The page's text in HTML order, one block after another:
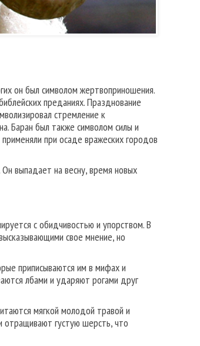
он был символом жертвоприношения.
преданиях. Празднование
стремление к
Баран был также символом силы и
при осаде вражеских городов
Он выпадает на весну, время новых
с обидчивостью и упорством. В
свое мнение, но
приписываются им в мифах и
лбами и ударяют рогами друг
мягкой молодой травой и
отращивают густую шерсть, что